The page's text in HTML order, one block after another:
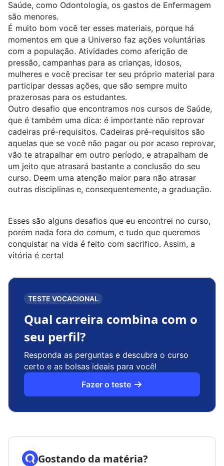
Saúde, como Odontologia, os gastos de Enfermagem
são menores.
É muito bom você ter esses materiais, porque há
momentos em que a Universo faz ações voluntárias
com a população. Atividades como aferição de
pressão, campanhas para as crianças, idosos,
mulheres e você precisar ter seu próprio material para
participar dessas ações, que são sempre muito
prazerosas para os estudantes.
Outro desafio que encontramos nos cursos de Saúde,
que é também uma dica: é importante não reprovar
cadeiras pré-requisitos. Cadeiras pré-requisitos são
aquelas que se você não pagar ou por acaso reprovar,
vão te atrapalhar em outro período, e atrapalham de
um jeito que atrasará bastante a conclusão do seu
curso. Deem uma atenção maior para não atrasar
outras disciplinas e, consequentemente, a graduação.
Esses são alguns desafios que eu encontrei no curso,
porém nada fora do comum, e tudo que queremos
conquistar na vida é feito com sacrifico. Assim, a
vitória é certa!
TESTE VOCACIONAL
Qual carreira combina com o
seu perfil?
Responda as perguntas e descubra o curso
certo e as bolsas ideais para você!
Fazer o teste
Gostando da matéria?